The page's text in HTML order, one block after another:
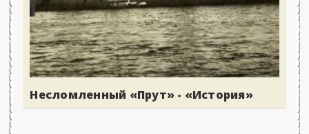
Несломленный «Прут» - «История»